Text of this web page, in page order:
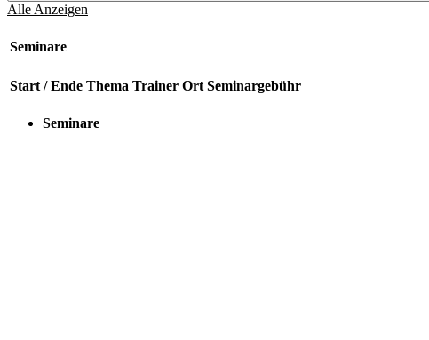
Alle Anzeigen
Seminare
Start / Ende Thema Trainer Ort Seminargebühr
Seminare